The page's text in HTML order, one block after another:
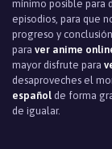
mínimo posible para
episodios, para que
progreso y
para ver anime
mayor disfrute para
desaproveches el
español de forma
de igualar.